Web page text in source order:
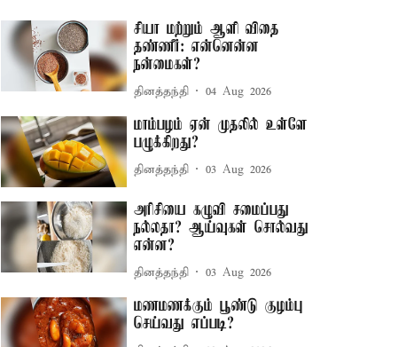
சியா மற்றும் ஆளி விதை
தண்ணீர்: என்னென்ன
நன்மைகள்?
தினத்தந்தி 04 Aug 2026
மாம்பழம் ஏன் முதலில் உள்ளே
பழுக்கிறது?
தினத்தந்தி 03 Aug 2026
அரிசியை கழுவி சமைப்பது
நல்லதா? ஆய்வுகள் சொல்வது
என்ன?
தினத்தந்தி 03 Aug 2026
மணமணக்கும் பூண்டு குழம்பு
செய்வது எப்படி?